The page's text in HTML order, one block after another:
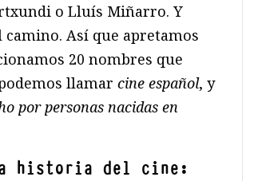
o Lluís Miñarro. Y
Así que apretamos
20 nombres que
llamar cine español, y
por personas nacidas en
historia del cine: